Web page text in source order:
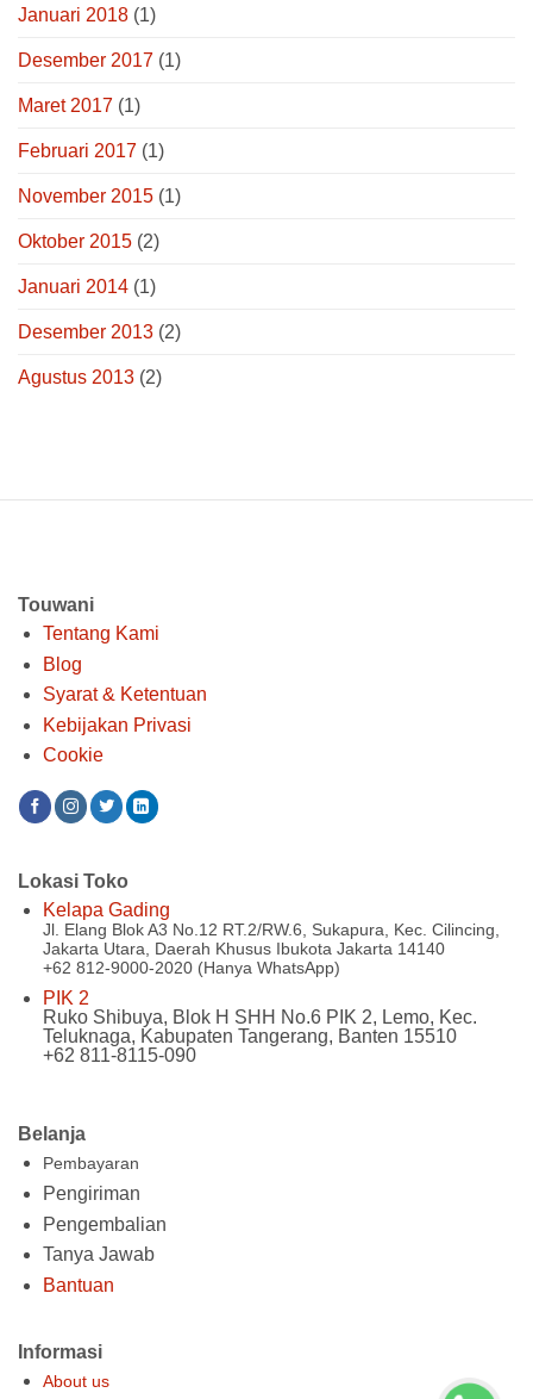
Januari 2018 (1)
Desember 2017 (1)
Maret 2017 (1)
Februari 2017 (1)
November 2015 (1)
Oktober 2015 (2)
Januari 2014 (1)
Desember 2013 (2)
Agustus 2013 (2)
Touwani
Tentang Kami
Blog
Syarat & Ketentuan
Kebijakan Privasi
Cookie
Belanja
Pembayaran
Pengiriman
Pengembalian
Tanya Jawab
Bantuan
Informasi
About us
Lokasi Toko
Kelapa Gading
Jl. Elang Blok A3 No.12 RT.2/RW.6, Sukapura, Kec. Cilincing,
Jakarta Utara, Daerah Khusus Ibukota Jakarta 14140
+62 812-9000-2020 (Hanya WhatsApp)
PIK 2
Ruko Shibuya, Blok H SHH No.6 PIK 2, Lemo, Kec.
Teluknaga, Kabupaten Tangerang, Banten 15510
+62 811-8115-090